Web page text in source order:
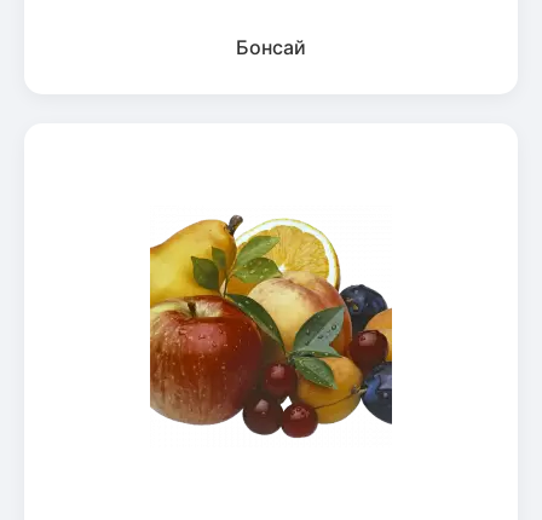
Бонсай